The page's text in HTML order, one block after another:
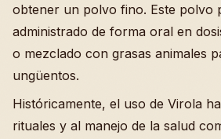
obtener un polvo fino. Este polvo
administrado de forma oral en
o mezclado con grasas animales
ungüentos.
Históricamente, el uso de Virola
rituales y al manejo de la salud